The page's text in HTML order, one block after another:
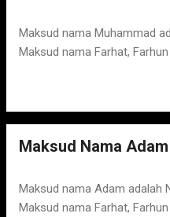
Maksud nama Muhammad
Maksud nama Farhat,
Maksud Nama
Maksud nama Adam adalah
Maksud nama Farhat,